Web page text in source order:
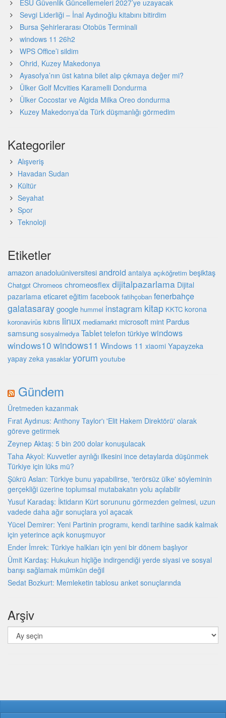
ESU Güvenlik Güncellemeleri 2027’ye uzayacak
Sevgi Liderliği – İnal Aydınoğlu kitabını bitirdim
Bursa Şehirlerarası Otobüs Terminali
windows 11 26h2
WPS Office’i sildim
Ohrid, Kuzey Makedonya
Ayasofya’nın üst katına bilet alıp çıkmaya değer mi?
Ülker Golf Mcvities Karamelli Dondurma
Ülker Cocostar ve Algida Milka Oreo dondurma
Kuzey Makedonya’da Türk düşmanlığı görmedim
Kategoriler
Alışveriş
Havadan Sudan
Kültür
Seyahat
Spor
Teknoloji
Etiketler
amazon anadoluüniversitesi android antalya açıköğretim beşiktaş
Chatgpt Chromeos chromeosflex dijitalpazarlama Dijital
pazarlama eticaret eğitim facebook fatihçoban fenerbahçe
galatasaraygoogle hummel instagram kitap KKTC korona
koronavirüs kıbrıs linux mediamarkt microsoft mint Pardus
samsung sosyalmedya Tablet telefon türkiyewindows
windows10 windows11 Windows 11 xiaomi Yapayzeka
yapay zeka yasaklar yorum youtube
Gündem
Üretmeden kazanmak
Fırat Aydınus: Anthony Taylor'ı 'Elit Hakem Direktörü' olarak
göreve getirmek
Zeynep Aktaş: 5 bin 200 dolar konuşulacak
Taha Akyol: Kuvvetler ayrılığı ilkesini ince detaylarda düşünmek
Türkiye için lüks mü?
Şükrü Aslan: Türkiye bunu yapabilirse, 'terörsüz ülke' söyleminin
gerçekliği üzerine toplumsal mutabakatın yolu açılabilir
Yusuf Karadaş: İktidarın Kürt sorununu görmezden gelmesi, uzun
vadede daha ağır sonuçlara yol açacak
Yücel Demirer: Yeni Partinin programı, kendi tarihine sadık kalmak
için yeterince açık konuşmuyor
Ender İmrek: Türkiye halkları için yeni bir dönem başlıyor
Ümit Kardaş: Hukukun hiçliğe indirgendiği yerde siyasi ve sosyal
barışı sağlamak mümkün değil
Sedat Bozkurt: Memleketin tablosu anket sonuçlarında
Arşiv
Arşiv